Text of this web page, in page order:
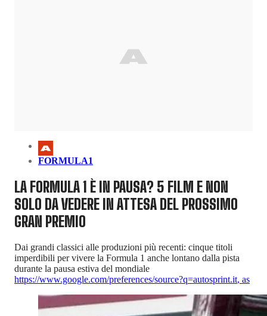
FORMULA1
LA FORMULA 1 È IN PAUSA? 5 FILM E NON
SOLO DA VEDERE IN ATTESA DEL PROSSIMO
GRAN PREMIO
Dai grandi classici alle produzioni più recenti: cinque titoli
imperdibili per vivere la Formula 1 anche lontano dalla pista
durante la pausa estiva del mondiale
https://www.google.com/preferences/source?q=autosprint.it, as